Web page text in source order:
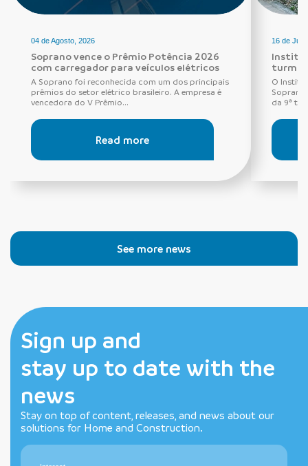
04 de Agosto, 2026
Soprano vence o Prêmio Potência 2026
com carregador para veículos elétricos
A Soprano foi reconhecida com um dos principais
prêmios do setor elétrico brasileiro. A empresa é
vencedora do V Prêmio...
Read more
16 de
turma
O
da 9ª
See more news
Sign up and
stay up to date with the
news
Stay on top of content, releases, and news about our
solutions for Home and Construction.